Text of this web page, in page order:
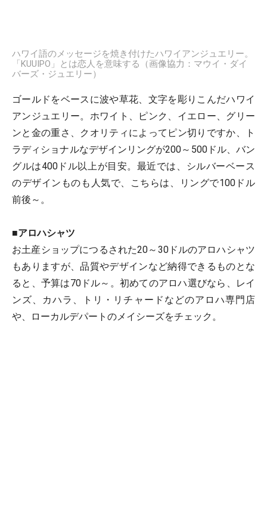
ハワイ語のメッセージを焼き付けたハワイアンジュエリー。
「KUUIPO」とは恋人を意味する（画像協力：マウイ・ダイ
バーズ・ジュエリー）
ゴールドをベースに波や草花、文字を彫りこんだハワイ
アンジュエリー。ホワイト、ピンク、イエロー、グリー
ンと金の重さ、クオリティによってピン切りですか、ト
ラディショナルなデザインリングが200～500ドル、バン
グルは400ドル以上が目安。最近では、シルバーベース
のデザインものも人気で、こちらは、リングで100ドル
前後～。
■アロハシャツ
お土産ショップにつるされた20～30ドルのアロハシャツ
もありますが、品質やデザインなど納得できるものとな
ると、予算は70ドル～。初めてのアロハ選びなら、レイ
ンズ、カハラ、トリ・リチャードなどのアロハ専門店
や、ローカルデパートのメイシーズをチェック。